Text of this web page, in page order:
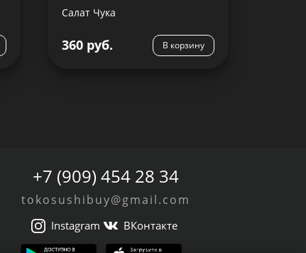
Салат Чука
360 руб. В корзину
Подробнее
+7 (909) 454 28 34
tokosushibuy@gmail.com
Instagram ВКонтакте